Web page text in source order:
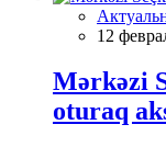
12
Mərkəzi
oturaq